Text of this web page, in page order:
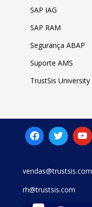
SAP IAG
SAP RAM
Segurança ABAP
Suporte AMS
TrustSis University
vendas@trustsis.com
rh@trustsis.com